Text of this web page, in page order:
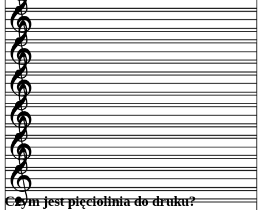
𝄞
𝄞
𝄞
𝄞
𝄞
𝄞
Czym jest pięciolinia do druku?